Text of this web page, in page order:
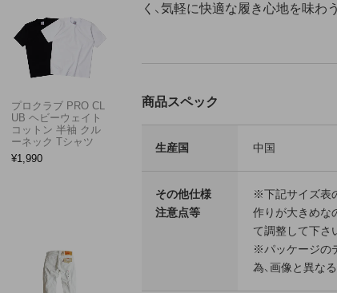
く、気軽に快適な履き心地を味わ
商品スペック
生産国 中国
その他仕様
注意点等
※下記サイズ表
作りが大きめな
て調整して下さ
※パッケージの
為、画像と異な
プロクラブ PRO CL
UB ヘビーウェイト
コットン 半袖 クル
ーネック Tシャツ
¥1,990